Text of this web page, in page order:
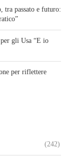
tra passato e futuro:
gli Usa “E io
per riflettere
(242)